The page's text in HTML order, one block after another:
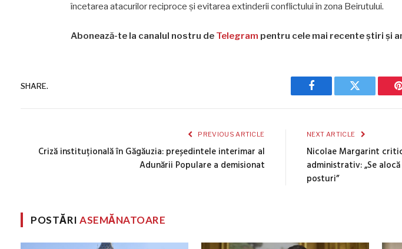
încetarea atacurilor reciproce și evitarea extinderii conflictului în zona Beirutului.
Abonează-te la canalul nostru de Telegram pentru cele mai recente știri și
SHARE.
Facebook Twitter
PREVIOUS ARTICLE
Criză instituțională în Găgăuzia: președintele interimar al
Adunării Populare a demisionat
NEXT ARTICLE
Nicolae Margarint
administrativ: „Se
posturi”
POSTĂRIASEMĂNATOARE